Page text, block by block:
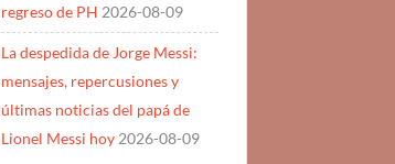
regreso de PH 2026-08-09
La despedida de Jorge Messi:
mensajes, repercusiones y
últimas noticias del papá de
Lionel Messi hoy 2026-08-09